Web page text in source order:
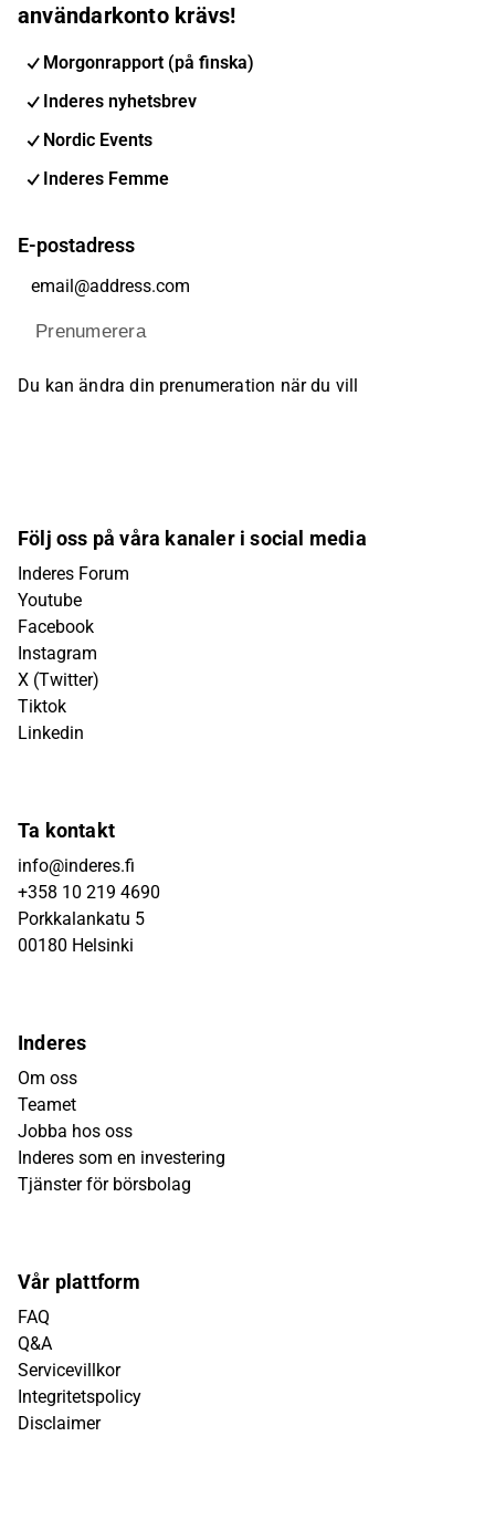
användarkonto krävs!
Morgonrapport (på finska)
Inderes nyhetsbrev
Nordic Events
Inderes Femme
E-postadress
Prenumerera
Du kan ändra din prenumeration när du vill
Följ oss på våra kanaler i social media
Inderes Forum
Youtube
Facebook
Instagram
X (Twitter)
Tiktok
Linkedin
Ta kontakt
info@inderes.fi
+358 10 219 4690
Porkkalankatu 5
00180 Helsinki
Inderes
Om oss
Teamet
Jobba hos oss
Inderes som en investering
Tjänster för börsbolag
Vår plattform
FAQ
Q&A
Servicevillkor
Integritetspolicy
Disclaimer